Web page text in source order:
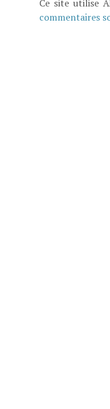
Ce site utilise
commentaires